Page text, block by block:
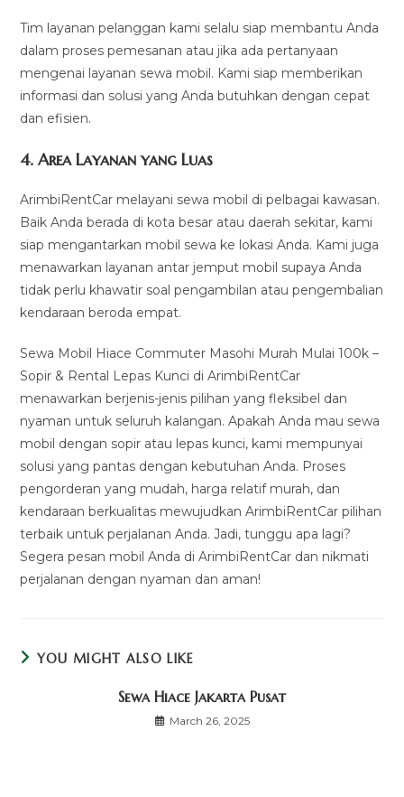
Tim layanan pelanggan kami selalu siap membantu Anda
dalam proses pemesanan atau jika ada pertanyaan
mengenai layanan sewa mobil. Kami siap memberikan
informasi dan solusi yang Anda butuhkan dengan cepat
dan efisien.
4.Area Layanan yang Luas
ArimbiRentCar melayani sewa mobil di pelbagai kawasan.
Baik Anda berada di kota besar atau daerah sekitar, kami
siap mengantarkan mobil sewa ke lokasi Anda. Kami juga
menawarkan layanan antar jemput mobil supaya Anda
tidak perlu khawatir soal pengambilan atau pengembalian
kendaraan beroda empat.
Sewa Mobil Hiace Commuter Masohi Murah Mulai 100k –
Sopir & Rental Lepas Kunci di ArimbiRentCar
menawarkan berjenis-jenis pilihan yang fleksibel dan
nyaman untuk seluruh kalangan. Apakah Anda mau sewa
mobil dengan sopir atau lepas kunci, kami mempunyai
solusi yang pantas dengan kebutuhan Anda. Proses
pengorderan yang mudah, harga relatif murah, dan
kendaraan berkualitas mewujudkan ArimbiRentCar pilihan
terbaik untuk perjalanan Anda. Jadi, tunggu apa lagi?
Segera pesan mobil Anda di ArimbiRentCar dan nikmati
perjalanan dengan nyaman dan aman!
YOU MIGHT ALSO LIKE
Sewa Hiace Jakarta Pusat
March 26, 2025